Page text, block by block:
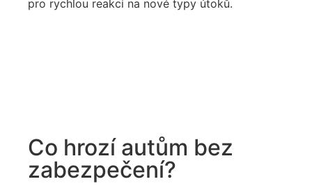
pro rychlou reakci na nové typy útoků.
Co hrozí autům bez
zabezpečení?